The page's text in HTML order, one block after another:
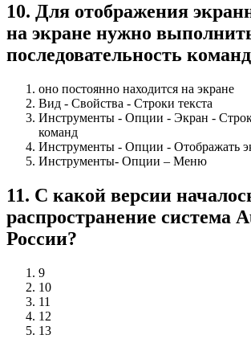
10. Для отображения
на экране нужно
последовательность команд
оно постоянно находится на экране
Вид - Свойства - Строки текста
Инструменты - Опции - Экран -
команд
Инструменты - Опции - Отображать
Инструменты- Опции – Меню
11. С какой версии
распространение система
России?
9
10
11
12
13